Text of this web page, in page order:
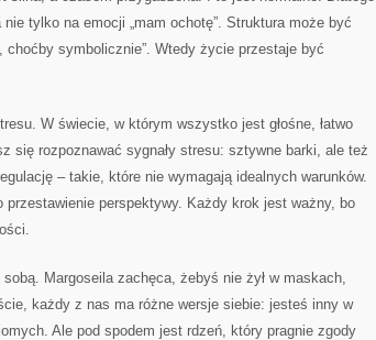
tylko na emocji „mam ochotę”. Struktura może być
choćby symbolicznie”. Wtedy życie przestaje być
W świecie, w którym wszystko jest głośne, łatwo
się rozpoznawać sygnały stresu: sztywne barki, ale też
– takie, które nie wymagają idealnych warunków.
perspektywy. Każdy krok jest ważny, bo
Margoseila zachęca, żebyś nie żył w maskach,
każdy z nas ma różne wersje siebie: jesteś inny w
Ale pod spodem jest rdzeń, który pragnie zgody